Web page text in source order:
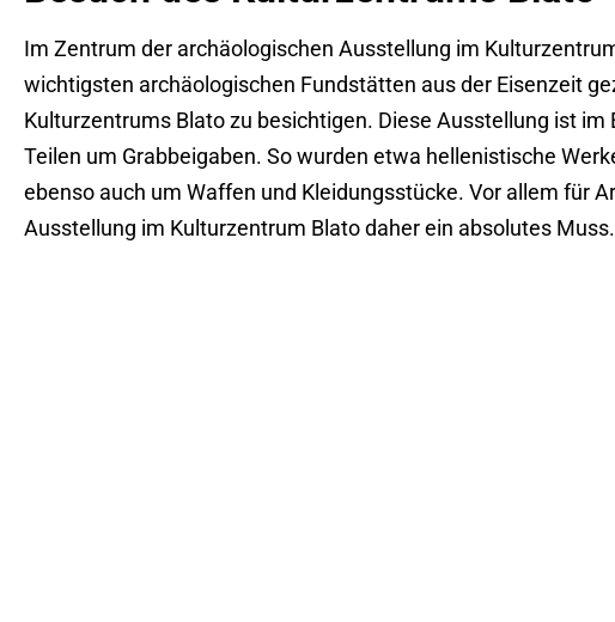
Im Zentrum der archäologischen Ausstellung im
wichtigsten archäologischen Fundstätten aus der Eisenzeit
Kulturzentrums Blato zu besichtigen. Diese Ausstellung ist
Teilen um Grabbeigaben. So wurden etwa hellenistische
ebenso auch um Waffen und Kleidungsstücke. Vor allem für
Ausstellung im Kulturzentrum Blato daher ein absolutes Muss.